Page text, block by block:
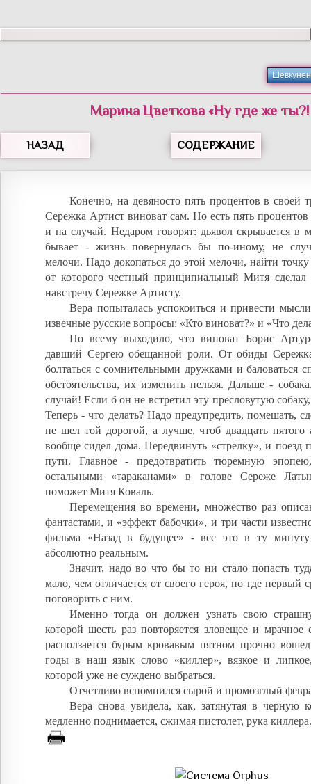
Марина Цветкова «Ну где же
НАЗАД СОДЕРЖАНИЕ
Конечно, на девяносто пять процентов в своей
Сережка Артист виноват сам. Но есть пять процентов
и на случай. Недаром говорят: дьявол скрывается в
бывает - жизнь повернулась бы по-иному, не
мелочи. Надо докопаться до этой мелочи, найти точку
от которого честный принципиальный Митя
навстречу Сережке Артисту.
Вера попыталась успокоиться и привести
извечные русские вопросы: «Кто виноват?» и «Что
По всему выходило, что виноват Борис
давший Сергею обещанной роли. От обиды
болтаться с сомнительными дружками и баловаться
обстоятельства, их изменить нельзя. Дальше -
случай! Если б он не встретил эту пресловутую
Теперь - что делать? Надо предупредить, помешать,
не шел той дорогой, а лучше, чтоб двадцать пятого
вообще сидел дома. Передвинуть «стрелку», и поезд
пути. Главное - предотвратить тюремную
остальными «тараканами» в голове Сереже
поможет Митя Коваль.
Перемещения во времени, множество раз
фантастами, и «эффект бабочки», и три части
фильма «Назад в будущее» - все это в ту минуту
абсолютно реальным.
Значит, надо во что бы то ни стало попасть
мало, чем отличается от своего героя, но где первый
поговорить с ним.
Именно тогда он должен узнать свою
которой шесть раз повторяется зловещее и
расползается бурым кровавым пятном прочно
годы в наш язык слово «киллер», вязкое и
которой уже не суждено выбраться.
Отчетливо вспомнился сырой и промозглый
Вера снова увидела, как, затянутая в черную
медленно поднимается, сжимая пистолет, рука киллера.